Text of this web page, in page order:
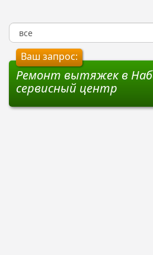
Ваш запрос:
Ремонт вытяжек в
сервисный центр